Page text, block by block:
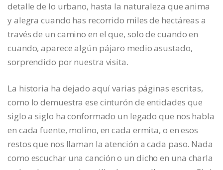
detalle de lo urbano, hasta la naturaleza que anima
y alegra cuando has recorrido miles de hectáreas a
través de un camino en el que, solo de cuando en
cuando, aparece algún pájaro medio asustado,
sorprendido por nuestra visita.
La historia ha dejado aquí varias páginas escritas,
como lo demuestra ese cinturón de entidades que
siglo a siglo ha conformado un legado que nos habla
en cada fuente, molino, en cada ermita, o en esos
restos que nos llaman la atención a cada paso. Nada
como escuchar una canción o un dicho en una charla